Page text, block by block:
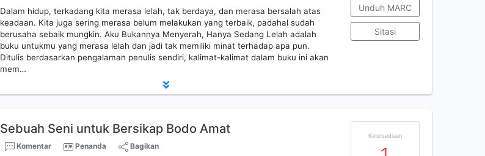
Dalam hidup, terkadang kita merasa lelah, tak berdaya, dan merasa bersalah atas
keadaan. Kita juga sering merasa belum melakukan yang terbaik, padahal sudah
berusaha sebaik mungkin. Aku Bukannya Menyerah, Hanya Sedang Lelah adalah
buku untukmu yang merasa lelah dan jadi tak memiliki minat terhadap apa pun.
Ditulis berdasarkan pengalaman penulis sendiri, kalimat-kalimat dalam buku ini akan
mem…
Unduh MARC
Sitasi
Sebuah Seni untuk Bersikap Bodo Amat
Komentar Penanda Bagikan
Ketersediaan